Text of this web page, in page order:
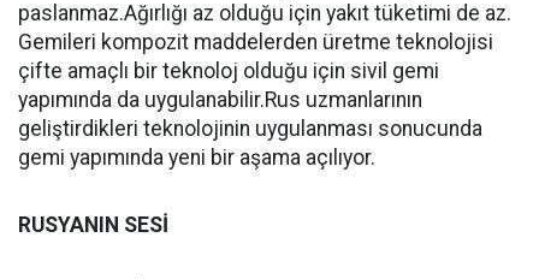
paslanmaz.Ağırlığı az olduğu için yakıt tüketimi de az.
Gemileri kompozit maddelerden üretme teknolojisi
çifte amaçlı bir teknoloj olduğu için sivil gemi
yapımında da uygulanabilir.Rus uzmanlarının
geliştirdikleri teknolojinin uygulanması sonucunda
gemi yapımında yeni bir aşama açılıyor.
RUSYANIN SESİ